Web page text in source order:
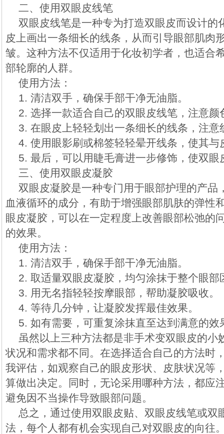
二、使用双眼皮线笔
双眼皮线笔是一种专为打造双眼皮而设计的
皮上画出一条细长的线条，从而引导眼部肌肉
皱。这种方法不仅适用于化妆初学者，也适合
部轮廓的人群。
使用方法：
1. 清洁双手，确保手部干净无油脂。
2. 选择一款适合自己的双眼皮线笔，注意颜
3. 在眼皮上轻轻划出一条细长的线条，注意
4. 使用眼影刷或棉签轻轻晕开线条，使其与
5. 最后，可以用睫毛膏进一步修饰，使双眼
三、使用双眼皮凝胶
双眼皮凝胶是一种专门用于眼部护理的产品
血液循环的成分，有助于增强眼部肌肤的弹性
眼皮凝胶，可以在一定程度上改善眼部松弛的
的效果。
使用方法：
1. 清洁双手，确保手部干净无油脂。
2. 取适量双眼皮凝胶，均匀涂抹于整个眼部
3. 用无名指轻轻按摩眼部，帮助凝胶吸收。
4. 等待几分钟，让凝胶发挥最佳效果。
5. 如有需要，可重复涂抹直至达到满意的效
虽然以上三种方法都是非手术变双眼皮的小
状况和需求都不同。在选择适合自己的方法时
我评估，如观察自己的眼皮形状、皮肤状况等
算做出决定。同时，无论采用哪种方法，都应
避免因不当操作导致眼部问题。
总之，通过使用双眼皮贴、双眼皮线笔或双
法，每个人都有机会实现自己对双眼皮的向往